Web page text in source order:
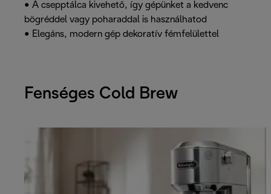
• A csepptálca kivehető, így gépünket a kedvenc
bögréddel vagy poharaddal is használhatod
• Elegáns, modern gép dekoratív fémfelülettel
Fenséges Cold Brew